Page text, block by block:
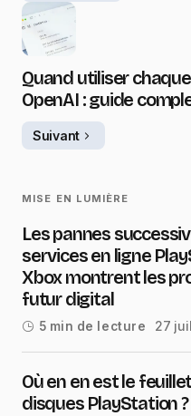
Quand utiliser
OpenAI : guide
Suivant
MISE EN LUMIÈRE
Les pannes
services en ligne
Xbox montrent les
futur digital
5 min de lecture 27
Où en en est le
disques PlayStation ?